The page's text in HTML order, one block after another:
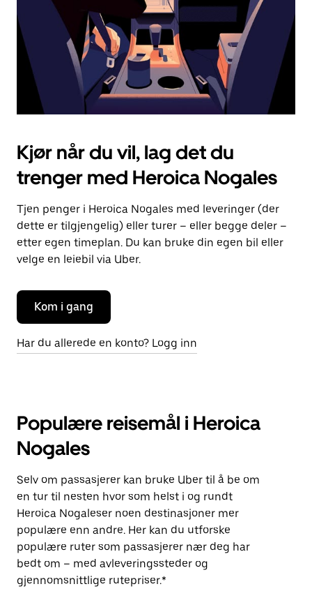
kalenderen.
Kjør når du vil, lag det du
trenger med Heroica Nogales
Tjen penger i Heroica Nogales med leveringer (der
dette er tilgjengelig) eller turer – eller begge deler –
etter egen timeplan. Du kan bruke din egen bil eller
velge en leiebil via Uber.
Kom i gang
Har du allerede en konto? Logg inn
Populære reisemål i Heroica
Nogales
Selv om passasjerer kan bruke Uber til å be om
en tur til nesten hvor som helst i og rundt
Heroica Nogaleser noen destinasjoner mer
populære enn andre. Her kan du utforske
populære ruter som passasjerer nær deg har
bedt om – med avleveringssteder og
gjennomsnittlige rutepriser.*